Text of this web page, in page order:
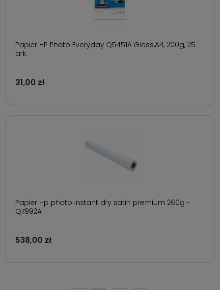
Papier HP Photo Everyday Q5451A Gloss,A4, 200g, 25
ark.
31,00 zł
Papier Hp photo instant dry satin premium 260g -
Q7992A
538,00 zł